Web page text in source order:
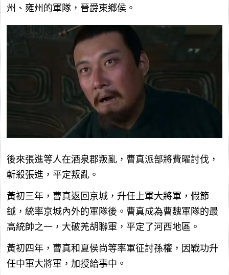
州、雍州的軍隊，晉爵東鄉侯。
後來張進等人在酒泉郡叛亂，曹真派部將費曜討伐，
斬殺張進，平定叛亂。
黃初三年，曹真返回京城，升任上軍大將軍，假節
鉞，統率京城內外的軍隊後。曹真成為曹魏軍隊的最
高統帥之一，大破羌胡聯軍，平定了河西地區。
黃初四年，曹真和夏侯尚等率軍征討孫權，因戰功升
任中軍大將軍，加授給事中。